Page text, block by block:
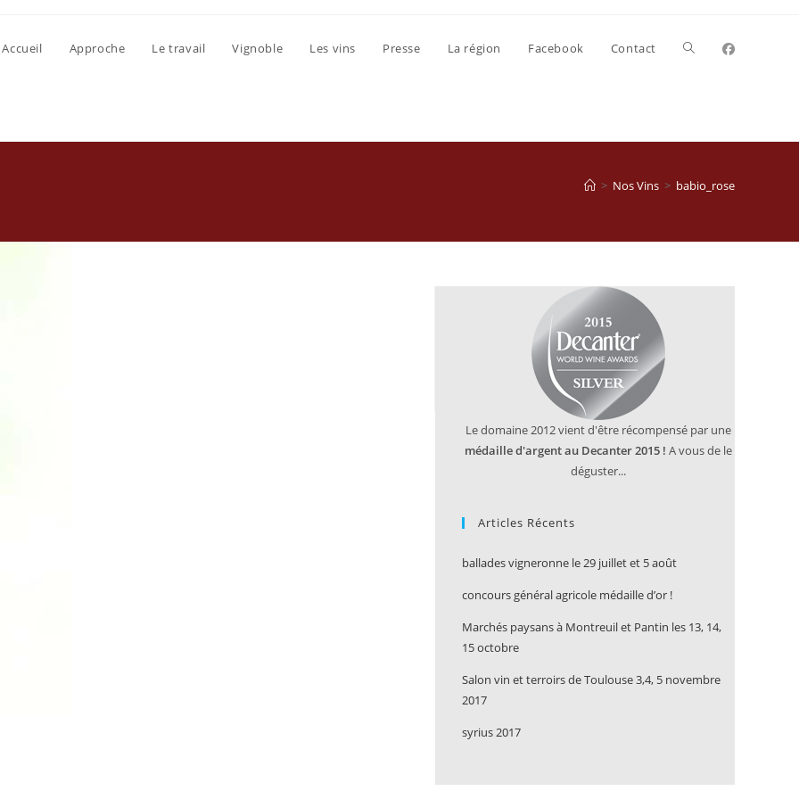
Accueil Approche Le travail Vignoble Les vins Presse La région Facebook Contact Toggle
search
> Nos Vins > babio_rose
Le domaine 2012 vient d'être récompensé par une
médaille d'argent au Decanter 2015 ! A vous de le
déguster...
Articles Récents
ballades vigneronne le 29 juillet et 5 août
concours général agricole médaille d’or !
Marchés paysans à Montreuil et Pantin les 13, 14,
15 octobre
Salon vin et terroirs de Toulouse 3,4, 5 novembre
2017
syrius 2017